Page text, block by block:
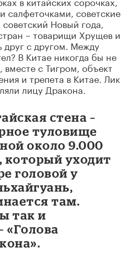
салфеточками, советские
Новый года,
– товарищи Хрущев и
с другом. Между
В Китае никогда бы не
вместе с Тигром, объект
и трепета в Китае. Лик
лицу Дракона.
стена –
туловище
около 9.000
который уходит
головой у
там.
так и
«Голова